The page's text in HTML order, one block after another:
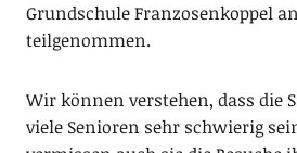
Grundschule Franzosenkoppel
teilgenommen.
Wir können verstehen, dass die
viele Senioren sehr schwierig